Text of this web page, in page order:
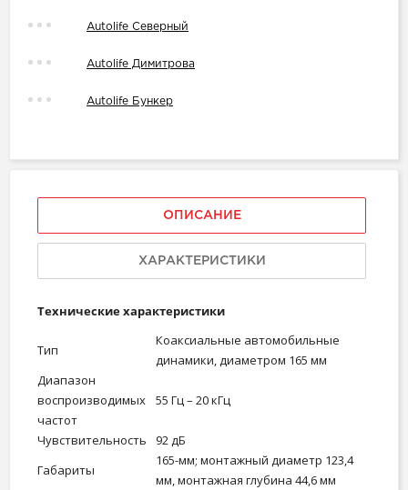
Autolife Северный
Autolife Димитрова
Autolife Бункер
ОПИСАНИЕ
ХАРАКТЕРИСТИКИ
Технические характеристики
Тип
Коаксиальные автомобильные
динамики, диаметром 165 мм
Диапазон
воспроизводимых
частот
55 Гц – 20 кГц
Чувствительность
92 дБ
Габариты
165-мм; монтажный диаметр 123,4
мм, монтажная глубина 44,6 мм